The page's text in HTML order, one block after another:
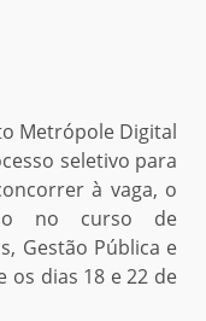
Metrópole Digital
seletivo para
à vaga, o
no curso de
Gestão Pública e
os dias 18 e 22 de